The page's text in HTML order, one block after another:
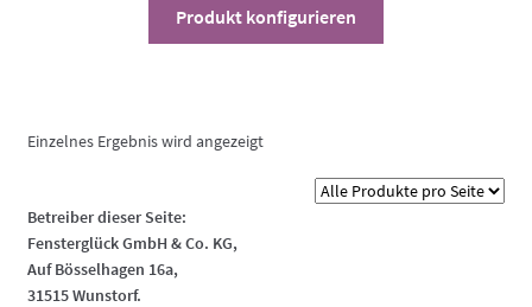
Produkt konfigurieren
Die
Optionen
Einzelnes Ergebnis wird angezeigt
Betreiber dieser Seite:
Fensterglück GmbH & Co. KG,
Auf Bösselhagen 16a,
31515 Wunstorf.